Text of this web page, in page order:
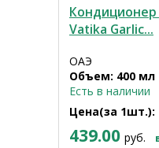
Vatika Garlic...
ОАЭ
Объем: 400 мл
Есть в наличии
Цена(за 1шт.):
439.00 руб.